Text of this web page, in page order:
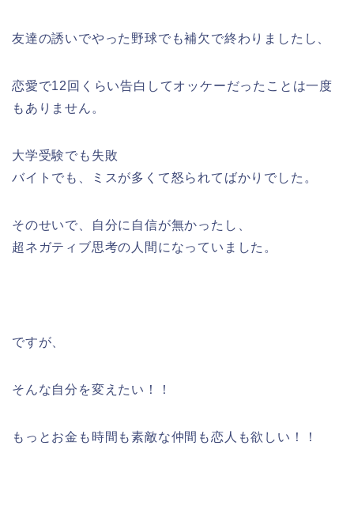
友達の誘いでやった野球でも補欠で終わりましたし、
恋愛で12回くらい告白してオッケーだったことは一度
もありません。
大学受験でも失敗
バイトでも、ミスが多くて怒られてばかりでした。
そのせいで、自分に自信が無かったし、
超ネガティブ思考の人間になっていました。
ですが、
そんな自分を変えたい！！
もっとお金も時間も素敵な仲間も恋人も欲しい！！